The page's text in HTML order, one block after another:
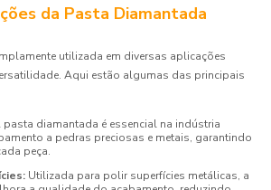
da Pasta Diamantada
utilizada em diversas aplicações
Aqui estão algumas das principais
pasta diamantada é essencial na indústria
a pedras preciosas e metais, garantindo
peça.
Utilizada para polir superfícies metálicas, a